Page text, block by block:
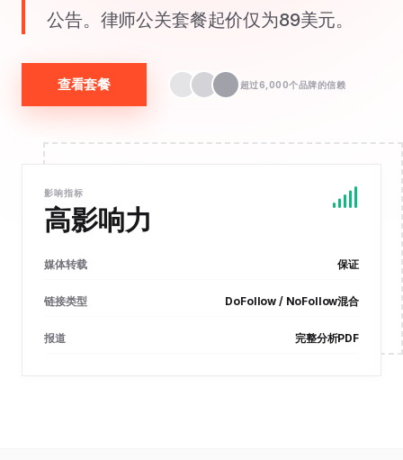
公告。律师公关套餐起价仅为89美元。
查看套餐 超过6,000个品牌的信赖
影响指标
高影响力
媒体转载 保证
链接类型 DoFollow / NoFollow混合
报道 完整分析PDF